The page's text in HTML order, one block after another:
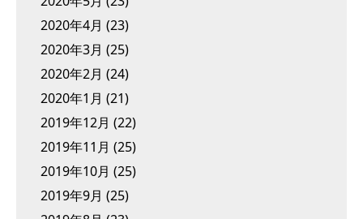
2020年4月 (23)
2020年3月 (25)
2020年2月 (24)
2020年1月 (21)
2019年12月 (22)
2019年11月 (25)
2019年10月 (25)
2019年9月 (25)